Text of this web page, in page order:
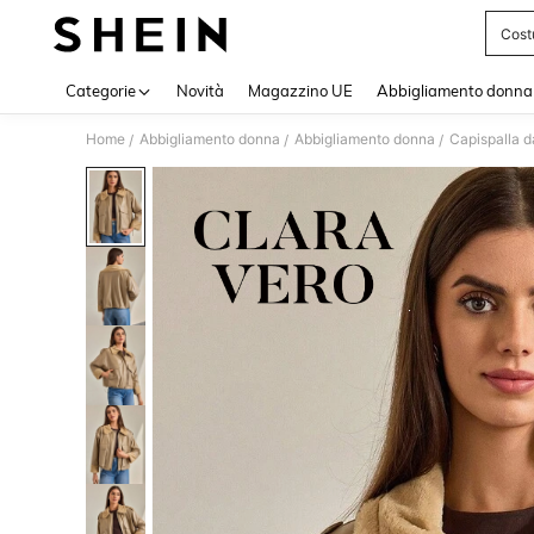
Categorie Novità Magazzino UE Abbigliamento donna
Home / Abbigliamento donna / Abbigliamento donna / Capispalla